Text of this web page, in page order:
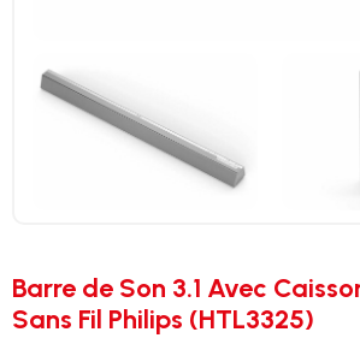
Barre de Son 3.1 Avec
Sans Fil Philips (HTL3325)